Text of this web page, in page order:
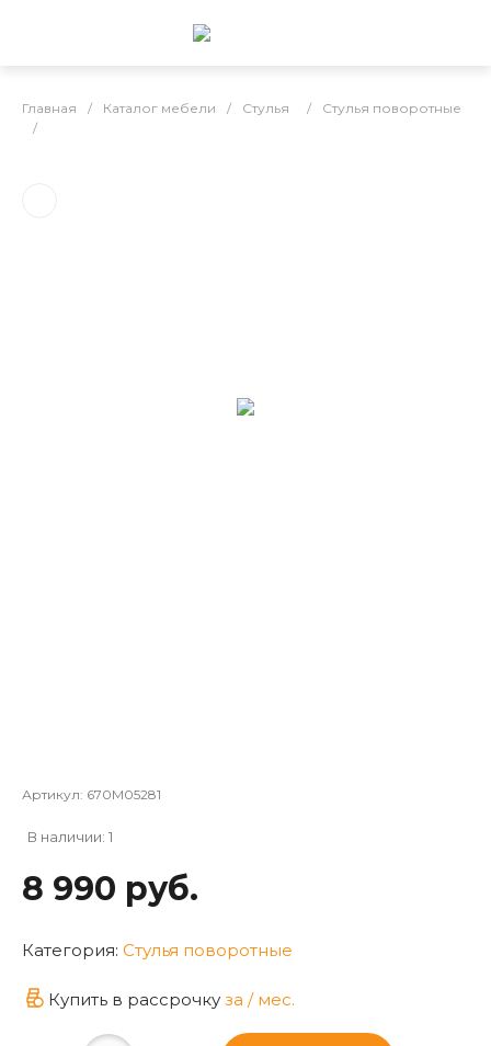
Главная / Каталог мебели / Стулья /
Стулья поворотные
/
Артикул: 670M05281
В наличии: 1
8 990 руб.
Категория: Стулья поворотные
Купить в рассрочку за / мес.